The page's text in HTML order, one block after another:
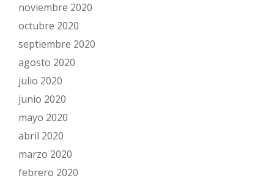
noviembre 2020
octubre 2020
septiembre 2020
agosto 2020
julio 2020
junio 2020
mayo 2020
abril 2020
marzo 2020
febrero 2020